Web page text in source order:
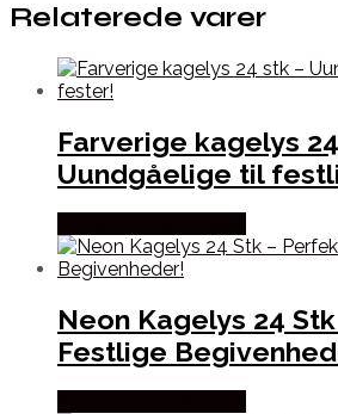
Relaterede varer
Farverige kagelys
Uundgåelige til
Neon Kagelys 24
Festlige